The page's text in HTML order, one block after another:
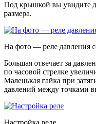
Под крышкой вы увидите
размера.
На фото — реле давления
Большая отвечает за
по часовой стрелке
Маленькая гайка при
давлений между точками